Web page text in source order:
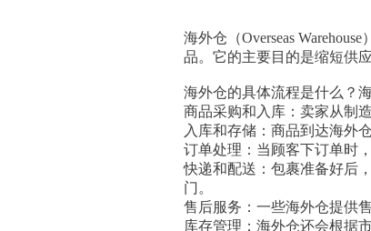
海外仓（Overseas
品。它的主要目的是缩短供
海外仓的具体流程是什么？
商品采购和入库：卖家从制
入库和存储：商品到达海外
订单处理：当顾客下订单时
快递和配送：包裹准备好后
门。
售后服务：一些海外仓提供
库存管理：海外仓还会根据